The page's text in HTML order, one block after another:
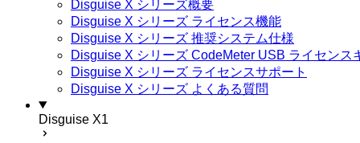
Disguise X シリーズ概要
Disguise X シリーズ ライセンス機能
Disguise X シリーズ 推奨システム仕様
Disguise X シリーズ CodeMeter USB ライセンス
Disguise X シリーズ ライセンスサポート
Disguise X シリーズ よくある質問
Disguise X1